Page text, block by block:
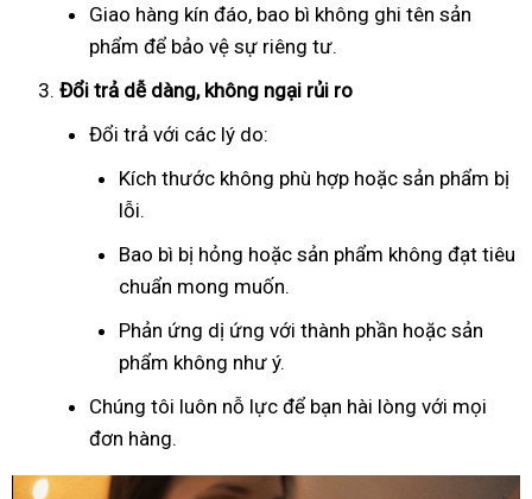
Giao hàng kín đáo, bao bì không ghi tên sản
phẩm để bảo vệ sự riêng tư.
Đổi trả dễ dàng, không ngại rủi ro
Đổi trả với các lý do:
Kích thước không phù hợp hoặc sản phẩm bị
lỗi.
Bao bì bị hỏng hoặc sản phẩm không đạt tiêu
chuẩn mong muốn.
Phản ứng dị ứng với thành phần hoặc sản
phẩm không như ý.
Chúng tôi luôn nỗ lực để bạn hài lòng với mọi
đơn hàng.